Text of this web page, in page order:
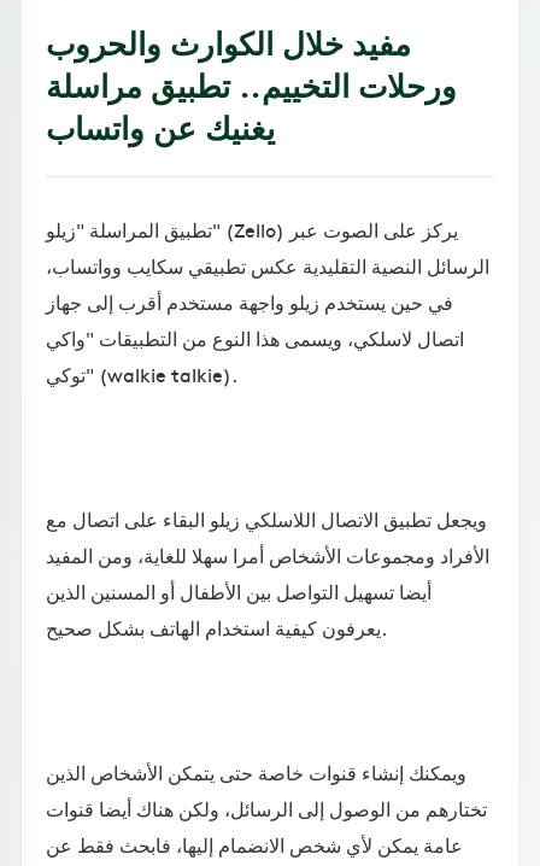
مفيد خلال الكوارث والحروب
ورحلات التخييم.. تطبيق مراسلة
يغنيك عن واتساب
تطبيق المراسلة "زيلو" (Zello) يركز على الصوت عبر
الرسائل النصية التقليدية عكس تطبيقي سكايب وواتساب،
في حين يستخدم زيلو واجهة مستخدم أقرب إلى جهاز
اتصال لاسلكي، ويسمى هذا النوع من التطبيقات "واكي
توكي" (walkie talkie).
ويجعل تطبيق الاتصال اللاسلكي زيلو البقاء على اتصال مع
الأفراد ومجموعات الأشخاص أمرا سهلا للغاية، ومن المفيد
أيضا تسهيل التواصل بين الأطفال أو المسنين الذين
يعرفون كيفية استخدام الهاتف بشكل صحيح.
ويمكنك إنشاء قنوات خاصة حتى يتمكن الأشخاص الذين
تختارهم من الوصول إلى الرسائل، ولكن هناك أيضا قنوات
عامة يمكن لأي شخص الانضمام إليها، فابحث فقط عن